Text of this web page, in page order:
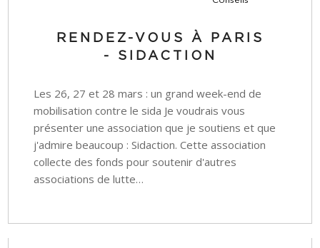
RENDEZ-VOUS À PARIS
- SIDACTION
Les 26, 27 et 28 mars : un grand week-end de
mobilisation contre le sida Je voudrais vous
présenter une association que je soutiens et que
j'admire beaucoup : Sidaction. Cette association
collecte des fonds pour soutenir d'autres
associations de lutte…